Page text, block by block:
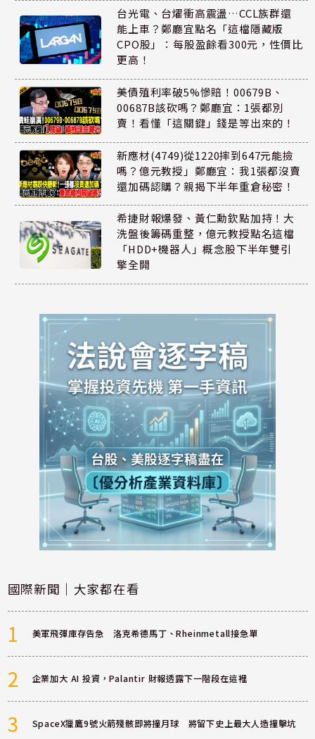
台光電、台燿衝高震盪…CCL族群還
能上車？鄭廳宜點名「這檔隱藏版
CPO股」：每股盈餘看300元，性價比
更高！
美債殖利率破5%慘賠！00679B、
00687B該砍嗎？鄭廳宜：1張都別
賣！看懂「這關鍵」錢是等出來的！
新應材(4749)從1220摔到647元能撿
嗎？億元教授」鄭廳宜：我1張都沒賣
還加碼認購？親揭下半年重倉秘密！
希捷財報爆發、黃仁勳欽點加持！大
洗盤後籌碼重整，億元教授點名這檔
「HDD+機器人」概念股下半年雙引
擎全開
國際新聞｜大家都在看
1 美軍飛彈庫存告急 洛克希德馬丁、Rheinmetall接急單
2 企業加大 AI 投資，Palantir 財報透露下一階段在這裡
3 SpaceX獵鷹9號火箭殘骸即將撞月球 將留下史上最大人造撞擊坑